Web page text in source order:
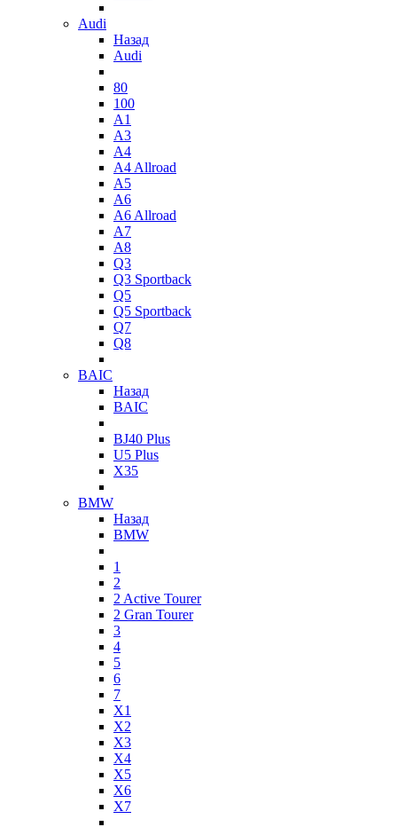
Audi
Назад
Audi
80
100
A1
A3
A4
A4 Allroad
A5
A6
A6 Allroad
A7
A8
Q3
Q3 Sportback
Q5
Q5 Sportback
Q7
Q8
BAIC
Назад
BAIC
BJ40 Plus
U5 Plus
X35
BMW
Назад
BMW
1
2
2 Active Tourer
2 Gran Tourer
3
4
5
6
7
X1
X2
X3
X4
X5
X6
X7